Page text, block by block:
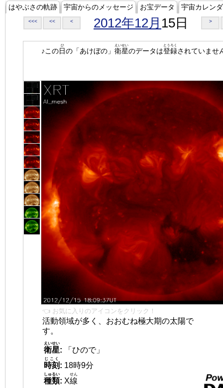
はやぶさの軌跡 宇宙からのメッセージ お宝データ 宇宙カレン
<<< << < 2012年12月 15日 >
♪この日
ひ
の「あけぼの」 衛星
えいせい
のデータは登録
とうろく
されていませ
👈 お気に入りのアイコンをクリック！
活動領域が多く、おおむね極大期の太陽で
す。
衛星
えいせい
:
「ひので」
時刻
じこく
: 18時9分
種類
しゅるい
: X線
せん